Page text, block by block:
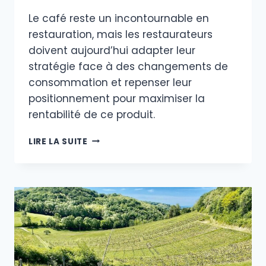
Le café reste un incontournable en
restauration, mais les restaurateurs
doivent aujourd’hui adapter leur
stratégie face à des changements de
consommation et repenser leur
positionnement pour maximiser la
rentabilité de ce produit.
LIRE LA SUITE LE
:
STRATÉGIES
ET
RENTABILITÉS